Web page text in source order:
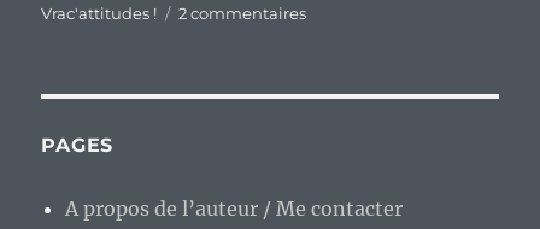
Vrac'attitudes ! 2 commentairessur
PAGES
A propos de l’auteur / Me contacter